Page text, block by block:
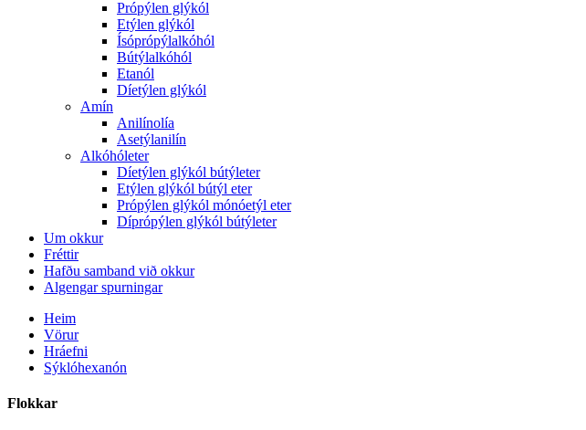
Própýlen glýkól
Etýlen glýkól
Ísóprópýlalkóhól
Bútýlalkóhól
Etanól
Díetýlen glýkól
Amín
Anilínolía
Asetýlanilín
Alkóhóleter
Díetýlen glýkól bútýleter
Etýlen glýkól bútýl eter
Própýlen glýkól mónóetýl eter
Díprópýlen glýkól bútýleter
Um okkur
Fréttir
Hafðu samband við okkur
Algengar spurningar
Heim
Vörur
Hráefni
Sýklóhexanón
Flokkar